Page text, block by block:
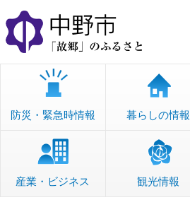
本
文
へ
移
防災・緊急時情報 暮らしの情報
産業・ビジネス 観光情報